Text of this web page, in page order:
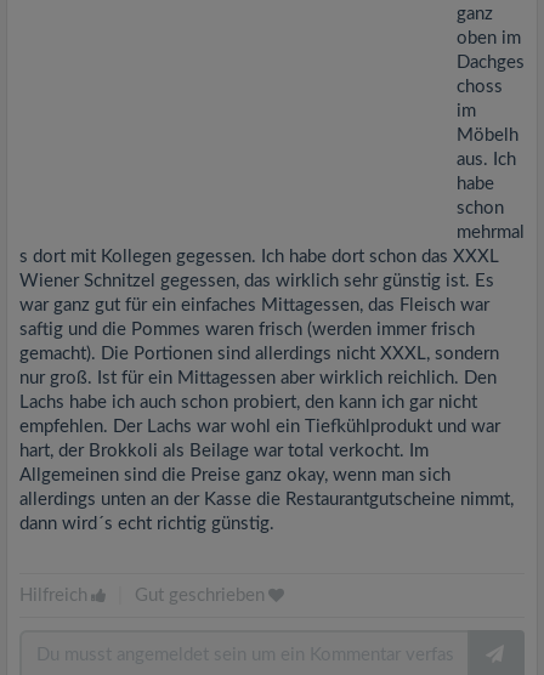
ganz
oben im
Dachges
choss
im
Möbelh
aus. Ich
habe
schon
mehrmal
s dort mit Kollegen gegessen. Ich habe dort schon das XXXL
Wiener Schnitzel gegessen, das wirklich sehr günstig ist. Es
war ganz gut für ein einfaches Mittagessen, das Fleisch war
saftig und die Pommes waren frisch (werden immer frisch
gemacht). Die Portionen sind allerdings nicht XXXL, sondern
nur groß. Ist für ein Mittagessen aber wirklich reichlich. Den
Lachs habe ich auch schon probiert, den kann ich gar nicht
empfehlen. Der Lachs war wohl ein Tiefkühlprodukt und war
hart, der Brokkoli als Beilage war total verkocht. Im
Allgemeinen sind die Preise ganz okay, wenn man sich
allerdings unten an der Kasse die Restaurantgutscheine nimmt,
dann wird´s echt richtig günstig.
Hilfreich Gut geschrieben